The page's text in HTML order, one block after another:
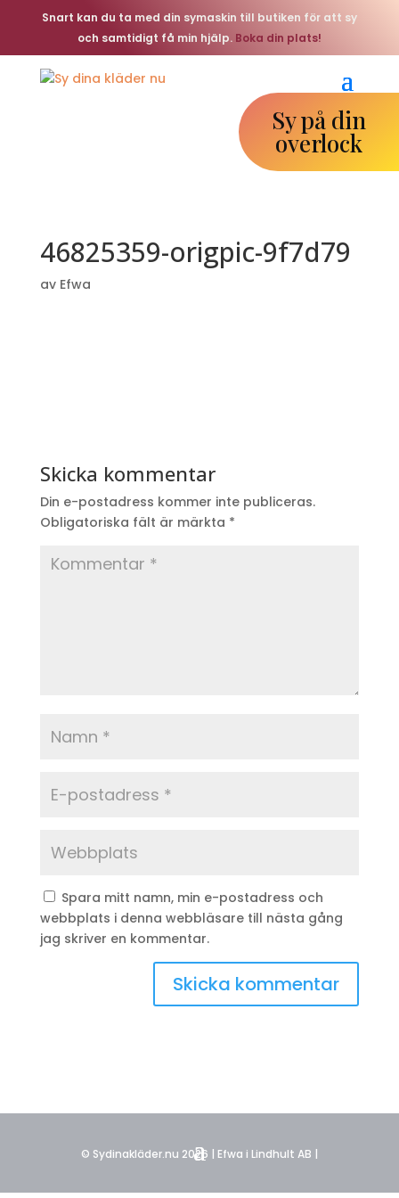
Snart kan du ta med din symaskin till butiken för att sy
och samtidigt få min hjälp. Boka din plats!
Sy på din
overlock
46825359-origpic-9f7d79
av Efwa
Skicka kommentar
Din e-postadress kommer inte publiceras.
Obligatoriska fält är märkta *
Spara mitt namn, min e-postadress och
webbplats i denna webbläsare till nästa gång
jag skriver en kommentar.
© Sydinakläder.nu 2026 | Efwa i Lindhult AB |